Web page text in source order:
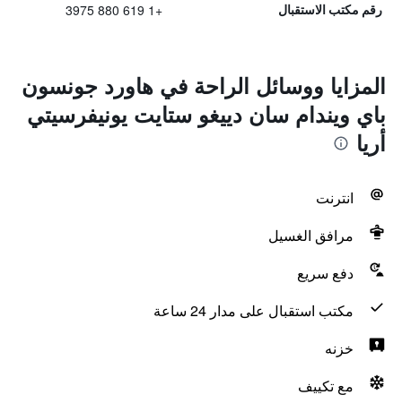
رقم مكتب الاستقبال +1 619 880 3975
المزايا ووسائل الراحة في هاورد جونسون
باي ويندام سان دييغو ستايت يونيفرسيتي
أريا
انترنت
مرافق الغسيل
دفع سريع
مكتب استقبال على مدار 24 ساعة
خزنه
مع تكييف